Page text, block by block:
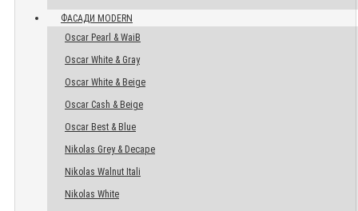
ФАСАДИ MODERN
Oscar Pearl & WaiB
Oscar White & Gray
Oscar White & Beige
Oscar Cash & Beige
Oscar Best & Blue
Nikolas Grey & Decape
Nikolas Walnut Itali
Nikolas White